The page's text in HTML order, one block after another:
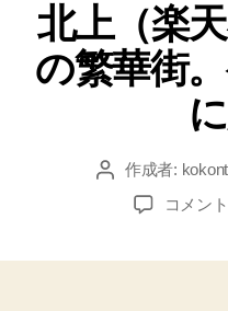
北上（楽
の繁華街
投 作成者:
北
コメン